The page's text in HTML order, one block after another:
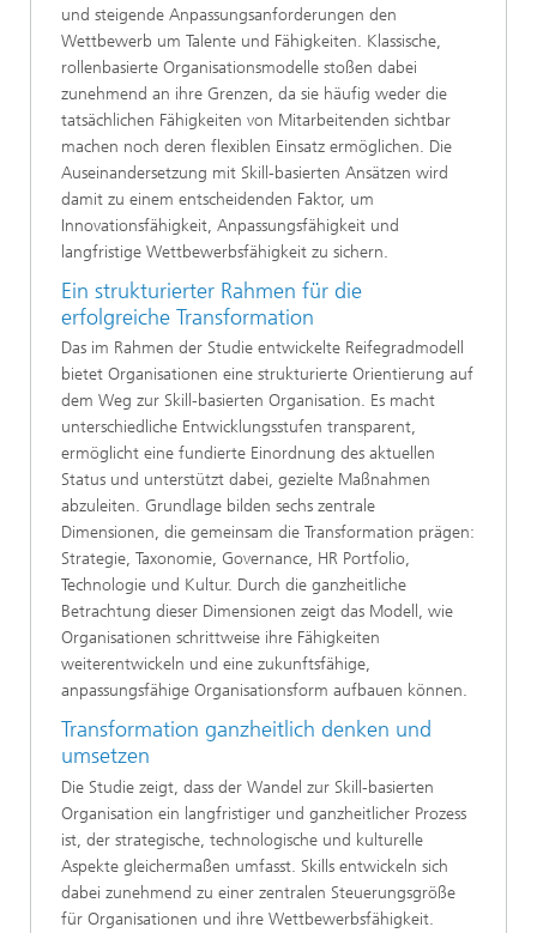
und steigende Anpassungsanforderungen den
Wettbewerb um Talente und Fähigkeiten. Klassische,
rollenbasierte Organisationsmodelle stoßen dabei
zunehmend an ihre Grenzen, da sie häufig weder die
tatsächlichen Fähigkeiten von Mitarbeitenden sichtbar
machen noch deren flexiblen Einsatz ermöglichen. Die
Auseinandersetzung mit Skill-basierten Ansätzen wird
damit zu einem entscheidenden Faktor, um
Innovationsfähigkeit, Anpassungsfähigkeit und
langfristige Wettbewerbsfähigkeit zu sichern.
Ein strukturierter Rahmen für die
erfolgreiche Transformation
Das im Rahmen der Studie entwickelte Reifegradmodell
bietet Organisationen eine strukturierte Orientierung auf
dem Weg zur Skill-basierten Organisation. Es macht
unterschiedliche Entwicklungsstufen transparent,
ermöglicht eine fundierte Einordnung des aktuellen
Status und unterstützt dabei, gezielte Maßnahmen
abzuleiten. Grundlage bilden sechs zentrale
Dimensionen, die gemeinsam die Transformation prägen:
Strategie, Taxonomie, Governance, HR Portfolio,
Technologie und Kultur. Durch die ganzheitliche
Betrachtung dieser Dimensionen zeigt das Modell, wie
Organisationen schrittweise ihre Fähigkeiten
weiterentwickeln und eine zukunftsfähige,
anpassungsfähige Organisationsform aufbauen können.
Transformation ganzheitlich denken und
umsetzen
Die Studie zeigt, dass der Wandel zur Skill-basierten
Organisation ein langfristiger und ganzheitlicher Prozess
ist, der strategische, technologische und kulturelle
Aspekte gleichermaßen umfasst. Skills entwickeln sich
dabei zunehmend zu einer zentralen Steuerungsgröße
für Organisationen und ihre Wettbewerbsfähigkeit.